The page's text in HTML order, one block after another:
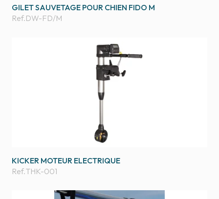
GILET SAUVETAGE POUR CHIEN FIDO M
Ref.DW-FD/M
KICKER MOTEUR ELECTRIQUE
Ref.THK-001